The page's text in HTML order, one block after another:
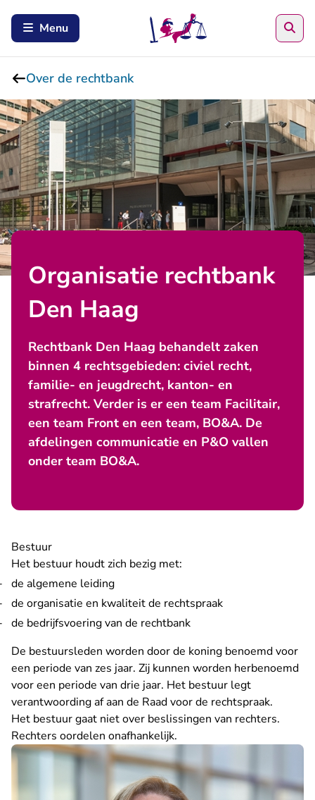
Menu
Over de rechtbank
Organisatie rechtbank
Den Haag
Rechtbank Den Haag behandelt zaken
binnen 4 rechtsgebieden: civiel recht,
familie- en jeugdrecht, kanton- en
strafrecht. Verder is er een team Facilitair,
een team Front en een team, BO&A. De
afdelingen communicatie en P&O vallen
onder team BO&A.
Bestuur
Het bestuur houdt zich bezig met:
de algemene leiding
de organisatie en kwaliteit de rechtspraak
de bedrijfsvoering van de rechtbank
De bestuursleden worden door de koning benoemd voor
een periode van zes jaar. Zij kunnen worden herbenoemd
voor een periode van drie jaar. Het bestuur legt
verantwoording af aan de Raad voor de rechtspraak.
Het bestuur gaat niet over beslissingen van rechters.
Rechters oordelen onafhankelijk.